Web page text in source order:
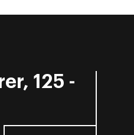
125 -